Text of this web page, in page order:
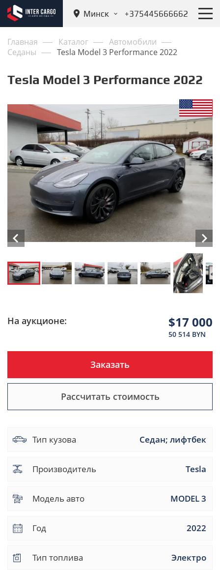
Минск +375445666662
Главная Каталог
Автомобили
Седаны
Tesla Model 3 Performance 2022
Tesla Model 3 Performance 2022
На аукционе: $17 000
50 514 BYN
Заказать
Рассчитать стоимость
Тип кузова Седан; лифтбек
Производитель Tesla
Модель авто MODEL 3
Год 2022
Тип топлива Электро